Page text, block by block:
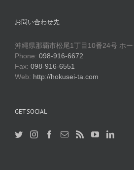
お問い合わせ先
沖縄県那覇市松尾1丁目10番24号 ホ
Phone: 098-916-6672
Fax: 098-916-6551
Web: http://hokusei-ta.com
GET SOCIAL